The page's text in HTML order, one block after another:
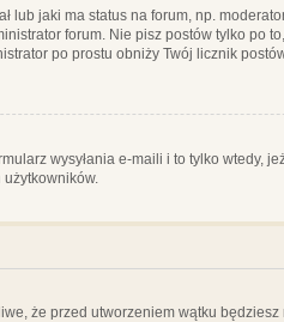
lub jaki ma status na forum, np.
forum. Nie pisz postów tylko po
po prostu obniży Twój licznik
wysyłania e-maili i to tylko wtedy,
że przed utworzeniem wątku będziesz